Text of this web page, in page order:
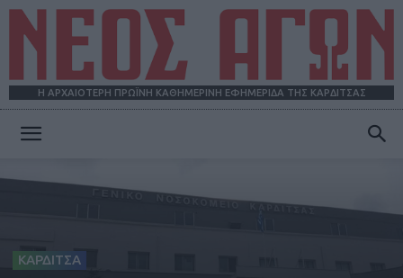
Η ΑΡΧΑΙΟΤΕΡΗ ΠΡΩΪΝΗ ΚΑΘΗΜΕΡΙΝΗ ΕΦΗΜΕΡΙΔΑ ΤΗΣ ΚΑΡΔΙΤΣΑΣ
ΚΑΡΔΙΤΣΑ